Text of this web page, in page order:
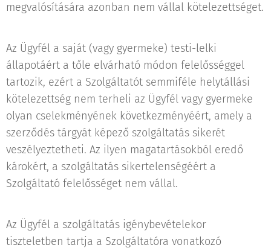
megvalósítására azonban nem vállal kötelezettséget.
Az Ügyfél a saját (vagy gyermeke) testi-lelki
állapotáért a tőle elvárható módon felelősséggel
tartozik, ezért a Szolgáltatót semmiféle helytállási
kötelezettség nem terheli az Ügyfél vagy gyermeke
olyan cselekményének következményéért, amely a
szerződés tárgyát képező szolgáltatás sikerét
veszélyeztetheti. Az ilyen magatartásokból eredő
károkért, a szolgáltatás sikertelenségéért a
Szolgáltató felelősséget nem vállal.
Az Ügyfél a szolgáltatás igénybevételekor
tiszteletben tartja a Szolgáltatóra vonatkozó